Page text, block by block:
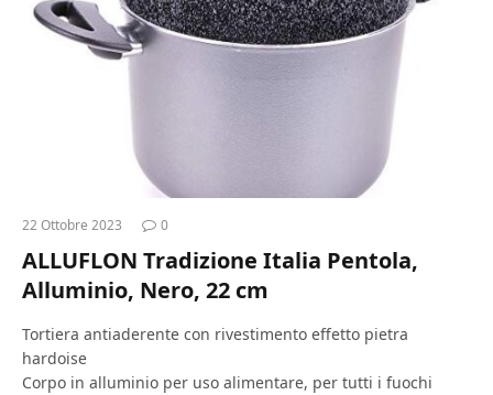
22 Ottobre 2023 0
ALLUFLON Tradizione Italia Pentola,
Alluminio, Nero, 22 cm
Tortiera antiaderente con rivestimento effetto pietra
hardoise
Corpo in alluminio per uso alimentare, per tutti i fuochi